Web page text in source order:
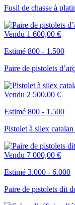
Fusil de chasse à
Vendu 1 600,00 €
Estimé 800 - 1.500
Paire de pistolets
Vendu 2 500,00 €
Estimé 800 - 1.500
Pistolet à silex
Vendu 7 000,00 €
Estimé 3.000 - 6.000
Paire de pistolets dit